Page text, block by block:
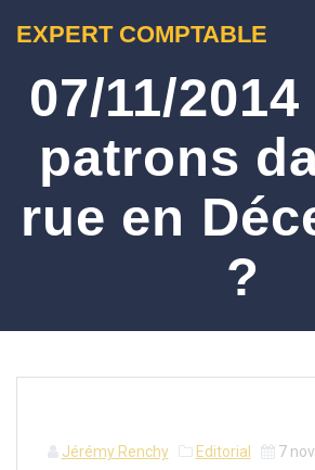
EXPERT COMPTABLE
07/11/
patrons
rue en
?
Jérémy Renchy Editorial 7